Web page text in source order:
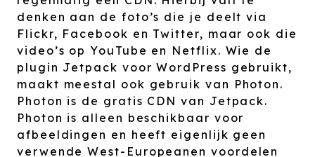
denken aan de foto’s die je deelt via
Flickr, Facebook en Twitter, maar ook die
video’s op YouTube en Netflix. Wie de
plugin Jetpack voor WordPress gebruikt,
maakt meestal ook gebruik van Photon.
Photon is de gratis CDN van Jetpack.
Photon is alleen beschikbaar voor
afbeeldingen en heeft eigenlijk geen
verwende West-Europeanen voordelen